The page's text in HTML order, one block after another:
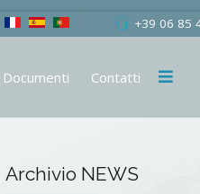
+39 06 85
Documenti Contatti
Archivio NEWS